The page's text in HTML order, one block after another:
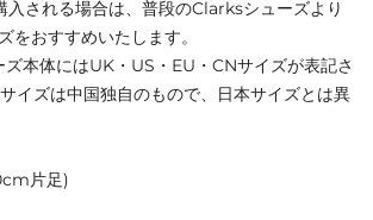
入される場合は、普段のClarksシューズより
をおすすめいたします。
本体にはUK・US・EU・CNサイズが表記さ
イズは中国独自のもので、日本サイズとは異
片足)